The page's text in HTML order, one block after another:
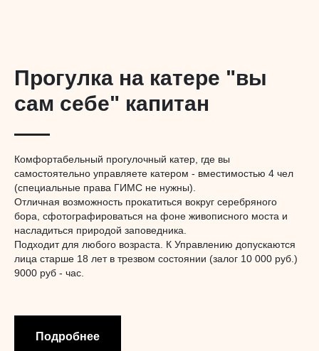
Прогулка на катере "вы
сам себе" капитан
Комфортабельный прогулочный катер, где вы
самостоятельно управляете катером - вместимостью 4 чел
(специальные права ГИМС не нужны).
Отличная возможность прокатиться вокруг серебряного
бора, сфотографироваться на фоне живописного моста и
насладиться природой заповедника.
Подходит для любого возраста. К Управлению допускаются
лица старше 18 лет в трезвом состоянии (залог 10 000 руб.)
9000 руб - час.
Подробнее